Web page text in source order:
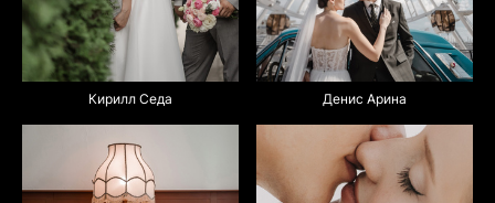
Кирилл Седа Денис Арина